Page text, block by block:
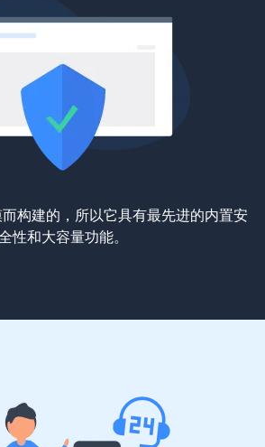
构建的，所以它具有最先进的内置安
性和大容量功能。